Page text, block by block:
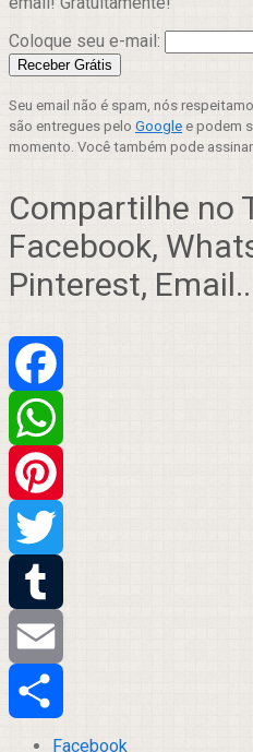
Coloque seu e-mail:
Seu email não é spam, nós
são entregues pelo Google e podem
momento. Você também pode
Compartilhe no
Facebook,
Pinterest,
Facebook
WhatsApp
Pinterest
Twitter
Tumblr
Email
Compartilhar
Facebook